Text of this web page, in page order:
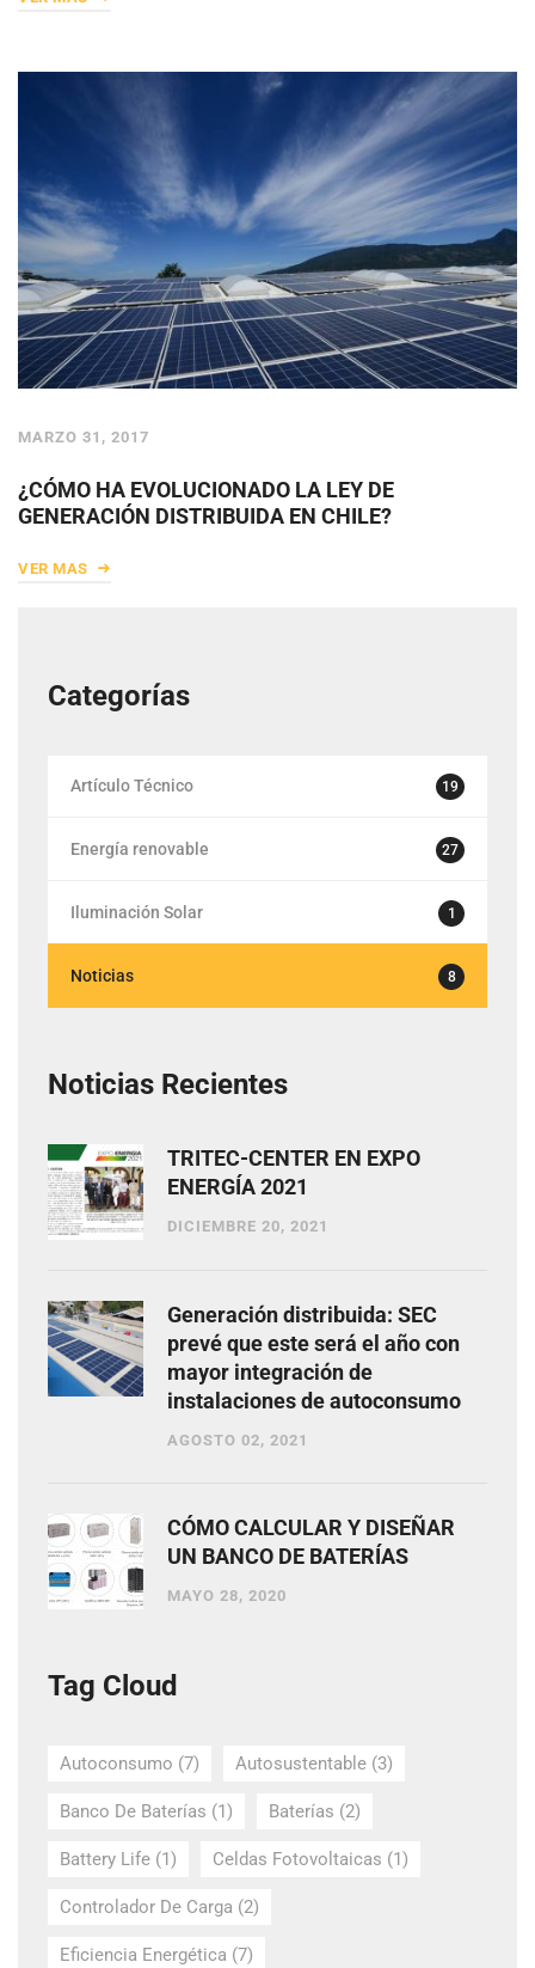
MARZO 31, 2017
¿CÓMO HA EVOLUCIONADO LA LEY DE
GENERACIÓN DISTRIBUIDA EN CHILE?
VER MAS
Categorías
Artículo Técnico 19
Energía renovable 27
Iluminación Solar 1
Noticias 8
Noticias Recientes
TRITEC-CENTER EN EXPO
ENERGÍA 2021
DICIEMBRE 20, 2021
Generación distribuida: SEC
prevé que este será el año con
mayor integración de
instalaciones de autoconsumo
AGOSTO 02, 2021
CÓMO CALCULAR Y DISEÑAR
UN BANCO DE BATERÍAS
MAYO 28, 2020
Tag Cloud
Autoconsumo (7) Autosustentable (3)
Banco De Baterías (1) Baterías (2)
Battery Life (1) Celdas Fotovoltaicas (1)
Controlador De Carga (2)
Eficiencia Energética (7)